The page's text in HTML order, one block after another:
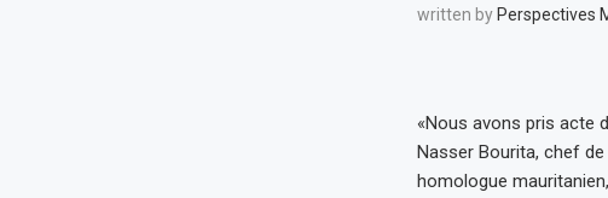
written by Perspectives
«Nous avons pris acte
Nasser Bourita, chef
homologue